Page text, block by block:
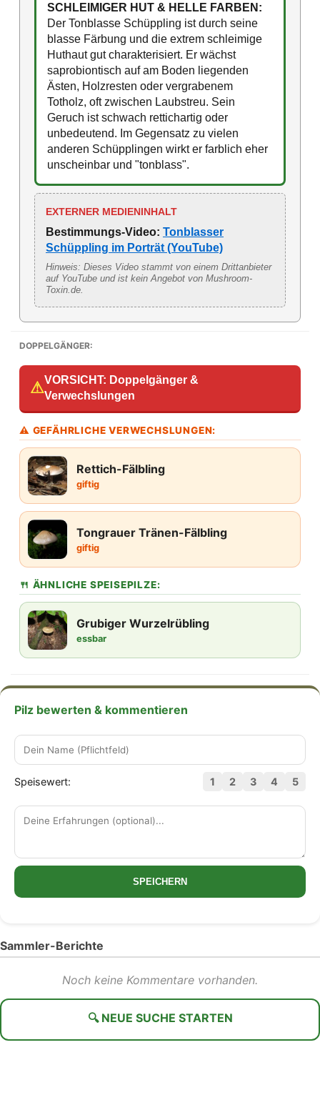
SCHLEIMIGER HUT & HELLE FARBEN:
Der Tonblasse Schüppling ist durch seine
blasse Färbung und die extrem schleimige
Huthaut gut charakterisiert. Er wächst
saprobiontisch auf am Boden liegenden
Ästen, Holzresten oder vergrabenem
Totholz, oft zwischen Laubstreu. Sein
Geruch ist schwach rettichartig oder
unbedeutend. Im Gegensatz zu vielen
anderen Schüpplingen wirkt er farblich eher
unscheinbar und "tonblass".
EXTERNER MEDIENINHALT
Bestimmungs-Video: Tonblasser
Schüppling im Porträt (YouTube)
Hinweis: Dieses Video stammt von einem Drittanbieter
auf YouTube und ist kein Angebot von Mushroom-
Toxin.de.
DOPPELGÄNGER:
⚠VORSICHT: Doppelgänger &
Verwechslungen
⚠ GEFÄHRLICHE VERWECHSLUNGEN:
Rettich-Fälbling
giftig
Tongrauer Tränen-Fälbling
giftig
🍴 ÄHNLICHE SPEISEPILZE:
Grubiger Wurzelrübling
essbar
Pilz bewerten & kommentieren
Speisewert: 1 2 3 4 5
SPEICHERN
Sammler-Berichte
Noch keine Kommentare vorhanden.
🔍 NEUE SUCHE STARTEN